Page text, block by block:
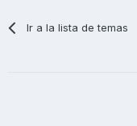
Ir a la lista de temas